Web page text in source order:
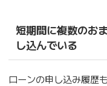
短期間に複数のお
し込んでいる
ローンの申し込み履歴